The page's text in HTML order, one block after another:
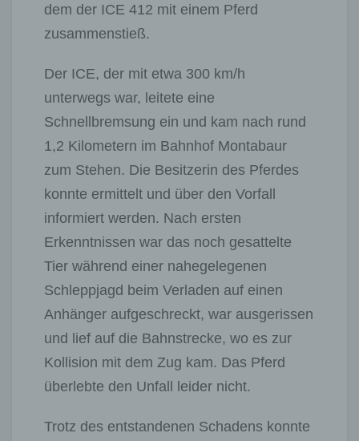
dem der ICE 412 mit einem Pferd
zusammenstieß.
Der ICE, der mit etwa 300 km/h
unterwegs war, leitete eine
Schnellbremsung ein und kam nach rund
1,2 Kilometern im Bahnhof Montabaur
zum Stehen. Die Besitzerin des Pferdes
konnte ermittelt und über den Vorfall
informiert werden. Nach ersten
Erkenntnissen war das noch gesattelte
Tier während einer nahegelegenen
Schleppjagd beim Verladen auf einen
Anhänger aufgeschreckt, war ausgerissen
und lief auf die Bahnstrecke, wo es zur
Kollision mit dem Zug kam. Das Pferd
überlebte den Unfall leider nicht.
Trotz des entstandenen Schadens konnte